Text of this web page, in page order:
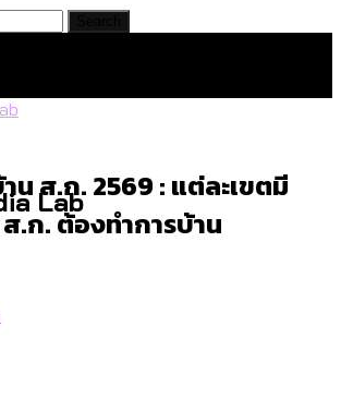
Lab
เพิ่ม 150% มีเพียง 5 เขตที่งบเพิ่ม
เหตุไฟไหม้ในกรุงเทพฯ ส่วนใหญ่มา
น ส.ก. 2569 : แต่ละเขตมี
.ก. ต้องทำการบ้าน